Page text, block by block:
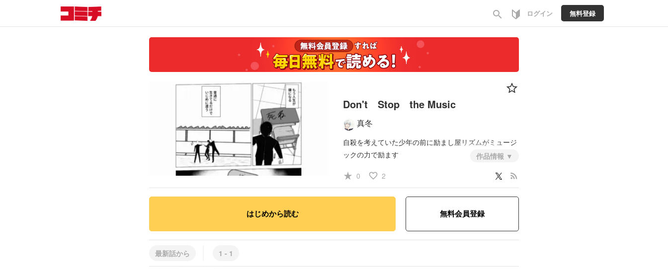
search ログイン 無料登録
Don't Stop the Music
真冬
自殺を考えていた少年の前に励まし屋リズムがミュージ
ックの力で励ます
#少年
#コメディ・ギャグ
作品情報
star_rate 0 favorite_border 2 rss_feed
はじめから読む 無料会員登録
最新話から 1 - 1